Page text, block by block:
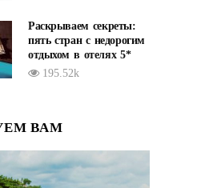
Раскрываем секреты:
пять стран с недорогим
отдыхом в отелях 5*
195.52k
ВАМ